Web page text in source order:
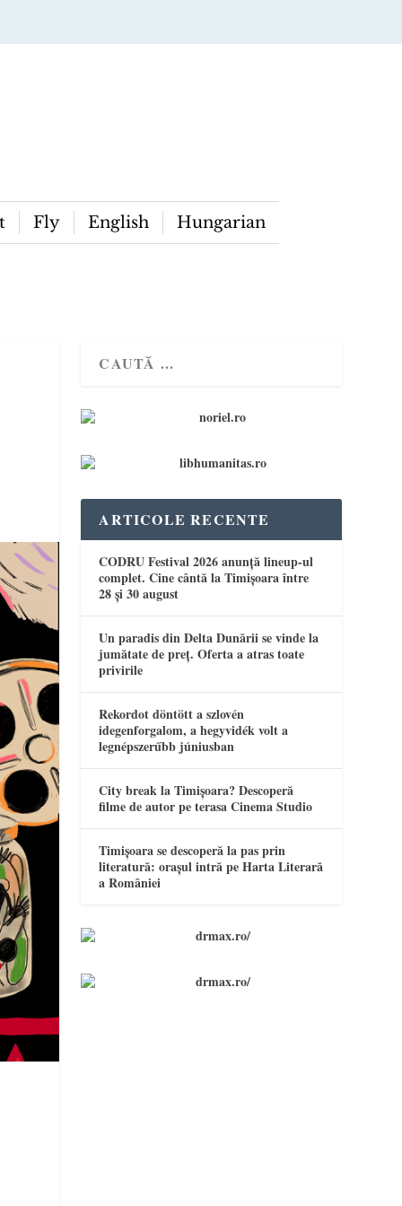
Fly English Hungarian
ARTICOLE RECENTE
CODRU Festival 2026 anunță lineup-ul
complet. Cine cântă la Timișoara între
28 și 30 august
Un paradis din Delta Dunării se vinde la
jumătate de preț. Oferta a atras toate
privirile
Rekordot döntött a szlovén
idegenforgalom, a hegyvidék volt a
legnépszerűbb júniusban
City break la Timișoara? Descoperă
filme de autor pe terasa Cinema Studio
Timișoara se descoperă la pas prin
literatură: orașul intră pe Harta Literară
a României